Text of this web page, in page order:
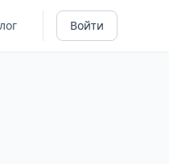
Войти